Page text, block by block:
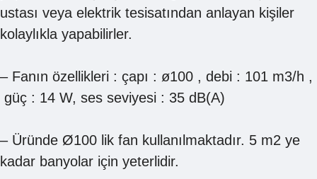
ustası veya elektrik tesisatından anlayan kişiler
kolaylıkla yapabilirler.
– Fanın özellikleri : çapı : ø100 , debi : 101 m3/h ,
güç : 14 W, ses seviyesi : 35 dB(A)
– Üründe Ø100 lik fan kullanılmaktadır. 5 m2 ye
kadar banyolar için yeterlidir.